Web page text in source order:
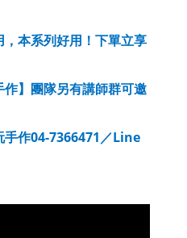
本系列好用！下單立享
】團隊另有講師群可邀
手作04-7366471 ／Line